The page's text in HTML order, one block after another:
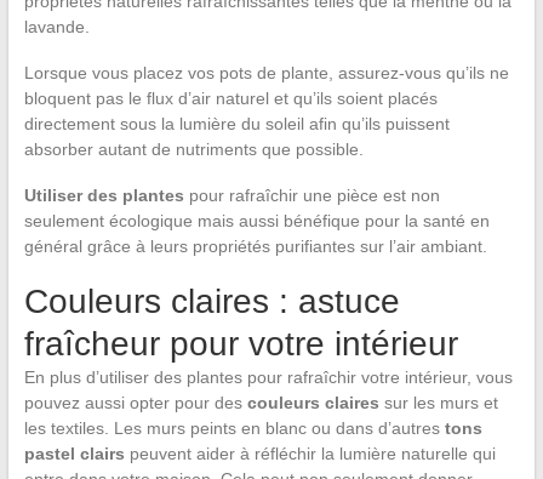
lavande.
Lorsque vous placez vos pots de plante, assurez-vous qu’ils ne
bloquent pas le flux d’air naturel et qu’ils soient placés
directement sous la lumière du soleil afin qu’ils puissent
absorber autant de nutriments que possible.
Utiliser des plantes pour rafraîchir une pièce est non
seulement écologique mais aussi bénéfique pour la santé en
général grâce à leurs propriétés purifiantes sur l’air ambiant.
Couleurs claires : astuce
fraîcheur pour votre intérieur
En plus d’utiliser des plantes pour rafraîchir votre intérieur, vous
pouvez aussi opter pour des couleurs claires sur les murs et
les textiles. Les murs peints en blanc ou dans d’autres tons
pastel clairs peuvent aider à réfléchir la lumière naturelle qui